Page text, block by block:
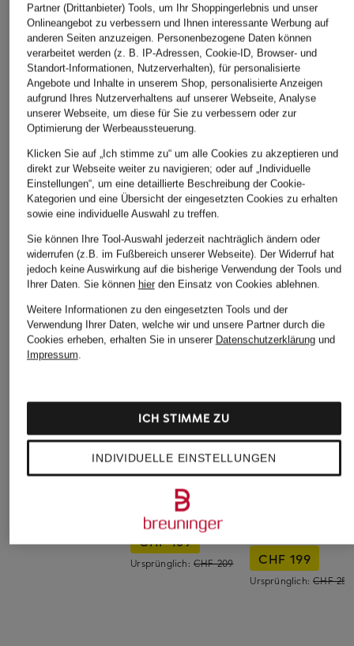
On
On
Fitnessschuhe
CLOUDNOVA X
CHF 159
Ursprünglich: CHF 209
On
CHF 199
Ursprünglich:CHF 250
Partner (Drittanbieter) Tools, um Ihr Shoppingerlebnis und unser
Onlineangebot zu verbessern und Ihnen interessante Werbung auf
anderen Seiten anzuzeigen. Personenbezogene Daten können
verarbeitet werden (z. B. IP-Adressen, Cookie-ID, Browser- und
Standort-Informationen, Nutzerverhalten), für personalisierte
Angebote und Inhalte in unserem Shop, personalisierte Anzeigen
aufgrund Ihres Nutzerverhaltens auf unserer Webseite, Analyse
unserer Webseite, um diese für Sie zu verbessern oder zur
Optimierung der Werbeaussteuerung.
Klicken Sie auf „Ich stimme zu“ um alle Cookies zu akzeptieren und
direkt zur Webseite weiter zu navigieren; oder auf „Individuelle
Einstellungen“, um eine detaillierte Beschreibung der Cookie-
Kategorien und eine Übersicht der eingesetzten Cookies zu erhalten
sowie eine individuelle Auswahl zu treffen.
Sie können Ihre Tool-Auswahl jederzeit nachträglich ändern oder
widerrufen (z.B. im Fußbereich unserer Webseite). Der Widerruf hat
jedoch keine Auswirkung auf die bisherige Verwendung der Tools und
Ihrer Daten. Sie können hierden Einsatz von Cookies ablehnen.
Weitere Informationen zu den eingesetzten Tools und der
Verwendung Ihrer Daten, welche wir und unsere Partner durch die
Cookies erheben, erhalten Sie in unserer Datenschutzerklärungund
Impressum.
INDIVIDUELLE EINSTELLUNGEN
ICH STIMME ZU